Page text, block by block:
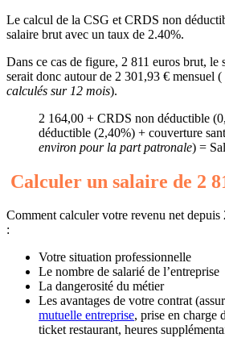
Le calcul de la CSG et CRDS non
salaire brut avec un taux de 2.40%.
Dans ce cas de figure, 2 811 euros brut, le
serait donc autour de 2 301,93 € mensuel (
calculés sur 12 mois).
2 164,00 + CRDS non déductible
déductible (2,40%) + couverture
environ pour la part patronale) =
Calculer un salaire de 2
Comment calculer votre revenu net
:
Votre situation professionnelle
Le nombre de salarié de l’entreprise
La dangerosité du métier
Les avantages de votre contrat
mutuelle entreprise, prise en charge
ticket restaurant, heures